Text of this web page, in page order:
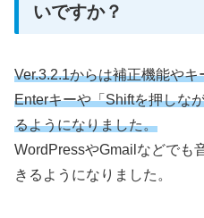
いですか？
Ver.3.2.1からは補正機能や
Enterキーや「Shiftを押しな
るようになりました。
WordPressやGmailなどでも
きるようになりました。